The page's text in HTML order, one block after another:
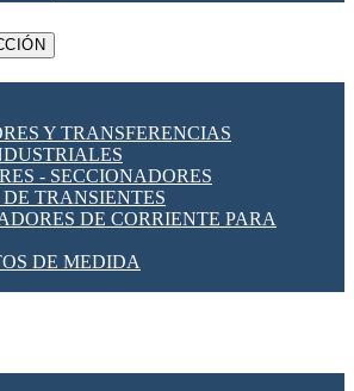
Y TRANSFERENCIAS
- SECCIONADORES
DE TRANSIENTES
DE CORRIENTE PARA
DE MEDIDA